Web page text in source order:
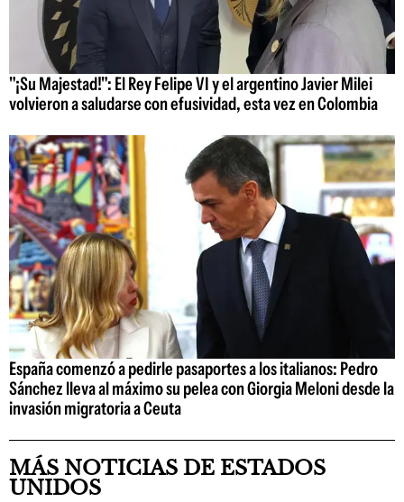
"¡Su Majestad!": El Rey Felipe VI y el argentino Javier Milei
volvieron a saludarse con efusividad, esta vez en Colombia
España comenzó a pedirle pasaportes a los italianos: Pedro
Sánchez lleva al máximo su pelea con Giorgia Meloni desde la
invasión migratoria a Ceuta
MÁS NOTICIAS DE ESTADOS
UNIDOS